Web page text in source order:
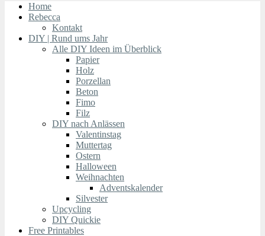
Home
Rebecca
Kontakt
DIY | Rund ums Jahr
Alle DIY Ideen im Überblick
Papier
Holz
Porzellan
Beton
Fimo
Filz
DIY nach Anlässen
Valentinstag
Muttertag
Ostern
Halloween
Weihnachten
Adventskalender
Silvester
Upcycling
DIY Quickie
Free Printables